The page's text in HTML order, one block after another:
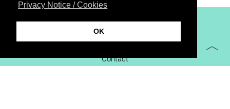
Privacy Notice / Cookies
OK
XiBIT Infoguide 2021
Contact